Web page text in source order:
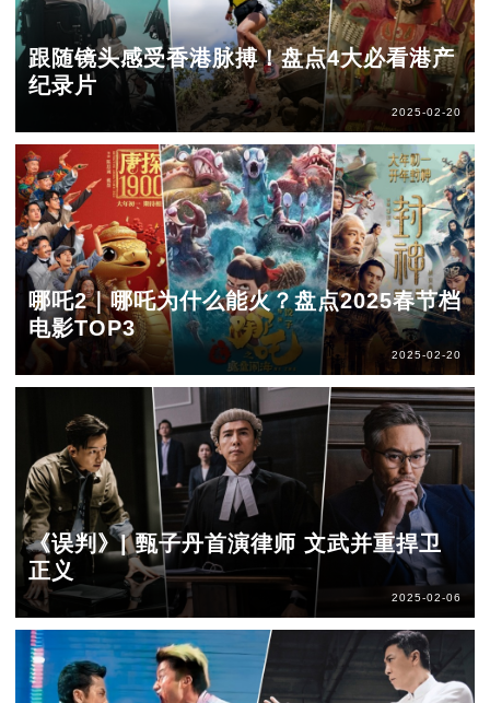
跟随镜头感受香港脉搏！盘点4大必看港产
纪录片
2025-02-20
哪吒2｜哪吒为什么能火？盘点2025春节档
电影TOP3
2025-02-20
《误判》| 甄子丹首演律师 文武并重捍卫
正义
2025-02-06